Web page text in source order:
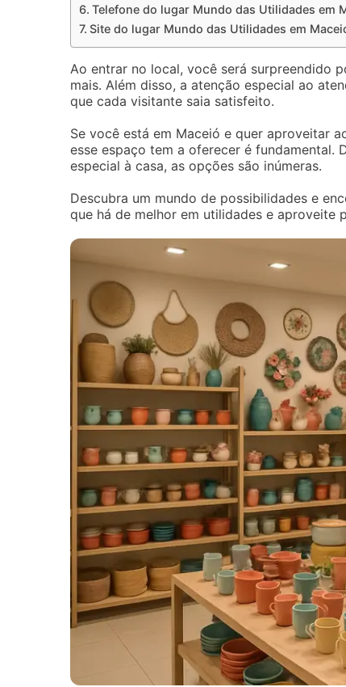
Telefone do lugar Mundo das Utilidades em
Site do lugar Mundo das Utilidades em
Ao entrar no local, você será surpreendido
mais. Além disso, a atenção especial ao
que cada visitante saia satisfeito.
Se você está em Maceió e quer aproveitar
esse espaço tem a oferecer é fundamental.
especial à casa, as opções são inúmeras.
Descubra um mundo de possibilidades e
que há de melhor em utilidades e aproveite